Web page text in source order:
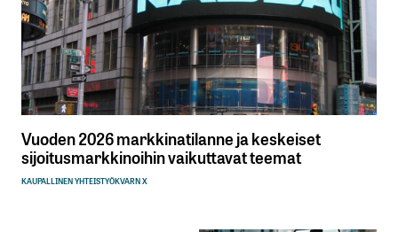
Vuoden 2026 markkinatilanne ja keskeiset
sijoitusmarkkinoihin vaikuttavat teemat
KAUPALLINEN YHTEISTYÖKVARN X